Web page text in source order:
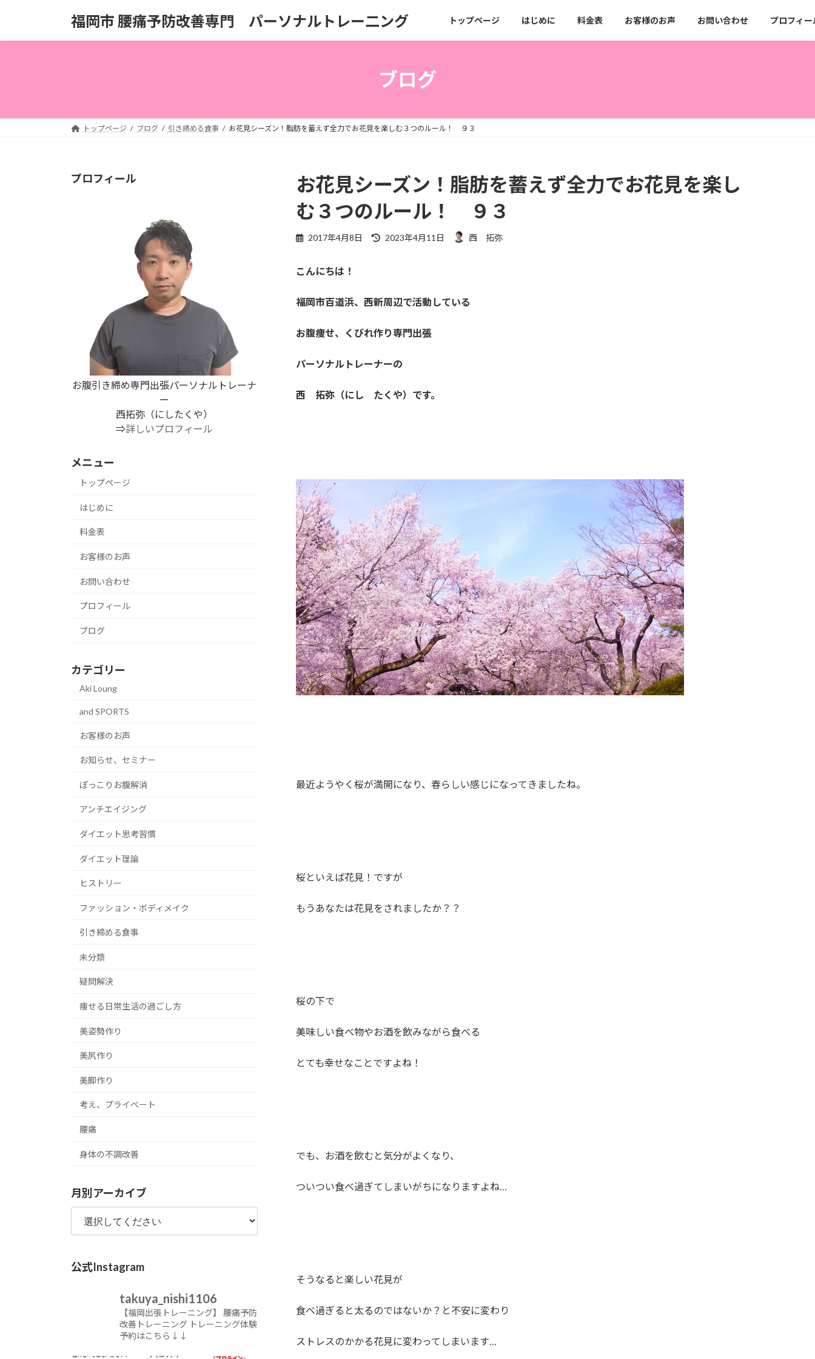
福岡市 腰痛予防改善専門 パーソナルトレー二ング トップページ はじめに 料金表 お客様のお声 お問い合わせ プロフィー
ブログ
トップページ ブログ 引き締める食事 お花見シーズン！脂肪を蓄えず全力でお花見を楽しむ３つのルール！ ９３
お花見シーズン！脂肪を蓄えず全力でお花見を楽し
む３つのルール！ ９３
2017年4月8日
最
時
:
2023年4月11日 西 拓弥
こんにちは！
福岡市百道浜、西新周辺で活動している
お腹痩せ、くびれ作り専門出張
パーソナルトレーナーの
西 拓弥（にし たくや）です。
最近ようやく桜が満開になり、春らしい感じになってきましたね。
桜といえば花見！ですが
もうあなたは花見をされましたか？？
桜の下で
美味しい食べ物やお酒を飲みながら食べる
とても幸せなことですよね！
でも、お酒を飲むと気分がよくなり、
ついつい食べ過ぎてしまいがちになりますよね…
そうなると楽しい花見が
食べ過ぎると太るのではないか？と不安に変わり
ストレスのかかる花見に変わってしまいます…
プロフィール
お腹引き締め専門出張パーソナルトレーナ
ー
西拓弥（にしたくや）
⇒詳しいプロフィール
メニュー
トップページ
はじめに
料金表
お客様のお声
お問い合わせ
プロフィール
ブログ
カテゴリー
Aki Loung
and SPORTS
お客様のお声
お知らせ、セミナー
ぽっこりお腹解消
アンチエイジング
ダイエット思考習慣
ダイエット理論
ヒストリー
ファッション・ボディメイク
引き締める食事
未分類
疑問解決
痩せる日常生活の過ごし方
美姿勢作り
美尻作り
美脚作り
考え、プライベート
腰痛
身体の不調改善
月別アーカイブ
公式Instagram
takuya_nishi1106
【福岡出張トレーニング】
腰痛予防
改善トレーニング トレーニング体験
予約はこちら↓↓